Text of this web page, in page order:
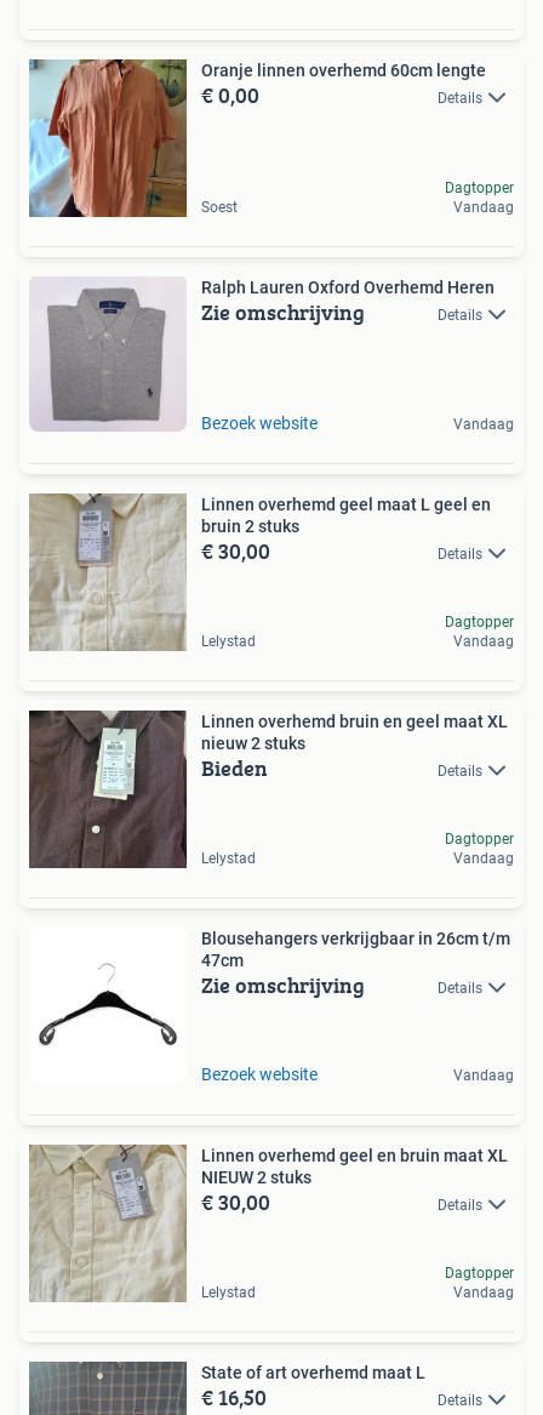
Oranje linnen overhemd 60cm lengte
€ 0,00 Details
Soest
Dagtopper
Vandaag
Ralph Lauren Oxford Overhemd Heren
Zie omschrijving Details
Bezoek website Vandaag
Linnen overhemd geel maat L geel en
bruin 2 stuks
€ 30,00 Details
Lelystad
Dagtopper
Vandaag
Linnen overhemd bruin en geel maat XL
nieuw 2 stuks
Bieden Details
Lelystad
Dagtopper
Vandaag
Blousehangers verkrijgbaar in 26cm t/m
47cm
Zie omschrijving Details
Bezoek website Vandaag
Linnen overhemd geel en bruin maat XL
NIEUW 2 stuks
€ 30,00 Details
Lelystad
Dagtopper
Vandaag
State of art overhemd maat L
€ 16,50 Details